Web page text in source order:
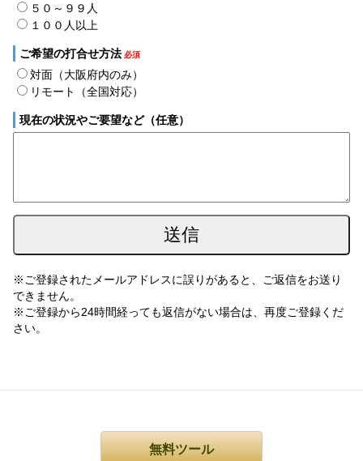
５０～９９人
１００人以上
ご希望の打合せ方法必須
対面（大阪府内のみ）
リモート（全国対応）
現在の状況やご要望など（任意）
※ご登録されたメールアドレスに誤りがあると、ご返信をお送り
できません。
※ご登録から24時間経っても返信がない場合は、再度ご登録くだ
さい。
無料ツール